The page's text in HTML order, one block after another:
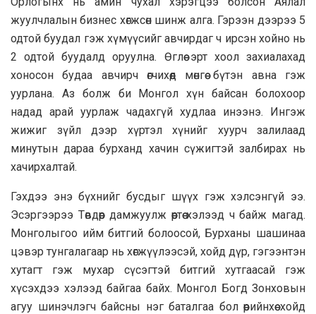
жуулчлалын бизнес хөгжсөн шинж алга. Гэрээн дээрээ 5
одтой буудал гэж хүмүүсийг авчирдаг ч ирсэн хойно нь
2 одтой буудалд оруулна. Өглөө эрт хоол захиалахад
хоносон будаа авчирч өгчихөөд мөнгөө бүтэн авна гэж
уурлана. Аз болж би Монгол хүн байсан болохоор
надад арай уурлаж чадахгүй худлаа инээнэ. Ингэж
жижиг зүйл дээр хүртэл хүнийг хуурч залилаад
минутын дараа бурханд хачин сүжигтэй залбирах нь
хачирхалтай.
Гэхдээ энэ бүхнийг бусдыг шүүх гэж хэлсэнгүй ээ.
Эсэргээрээ Төвдөөр дамжуулж өөртөө хэлээд ч байж магад.
Монголыгоо ийм битгий болоосой, Бурханы шашинаа
цэвэр тунгалагаар нь хөгжүүлээсэй, хойд дүр, гэгээнтэн
хутагт гэж мухар сүсэгтэй битгий хутгаасай гэж
хүсэхдээ хэлээд байгаа байх. Монгол Богд Зонховын
агуу шинэчлэгч байсны нэг баталгаа бол өөрийнхөө хойд